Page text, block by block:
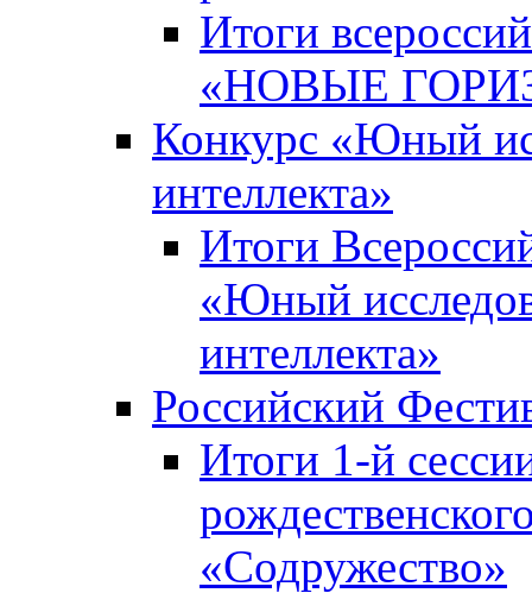
Итоги
«НОВЫЕ
Конкурс «Юный
интеллекта»
Итоги
«Юный
интеллекта»
Российский
Итоги 1-й
«Содружество»